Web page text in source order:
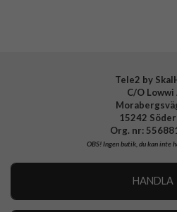
Tele2 by
C/O Lowwi
15242
Org. nr:
OBS!Ingen butik, du kan inte
HANDLA